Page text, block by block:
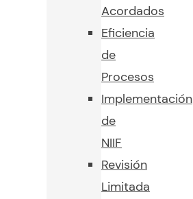
Acordados
Eficiencia
de
Procesos
Implementación
de
NIIF
Revisión
Limitada